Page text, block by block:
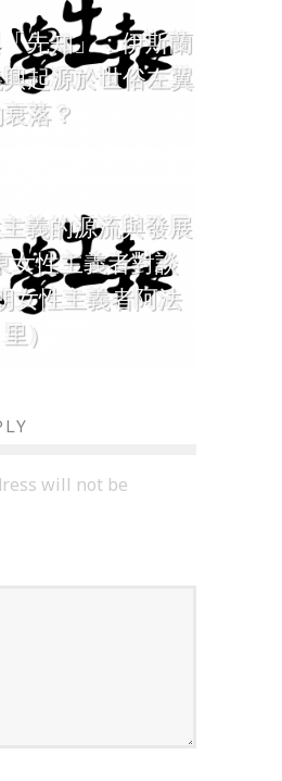
先知」：伊斯蘭
起源於世俗左翼
落？
義的源流與發展
性主義者對談
女性主義者阿法
里）
will not be